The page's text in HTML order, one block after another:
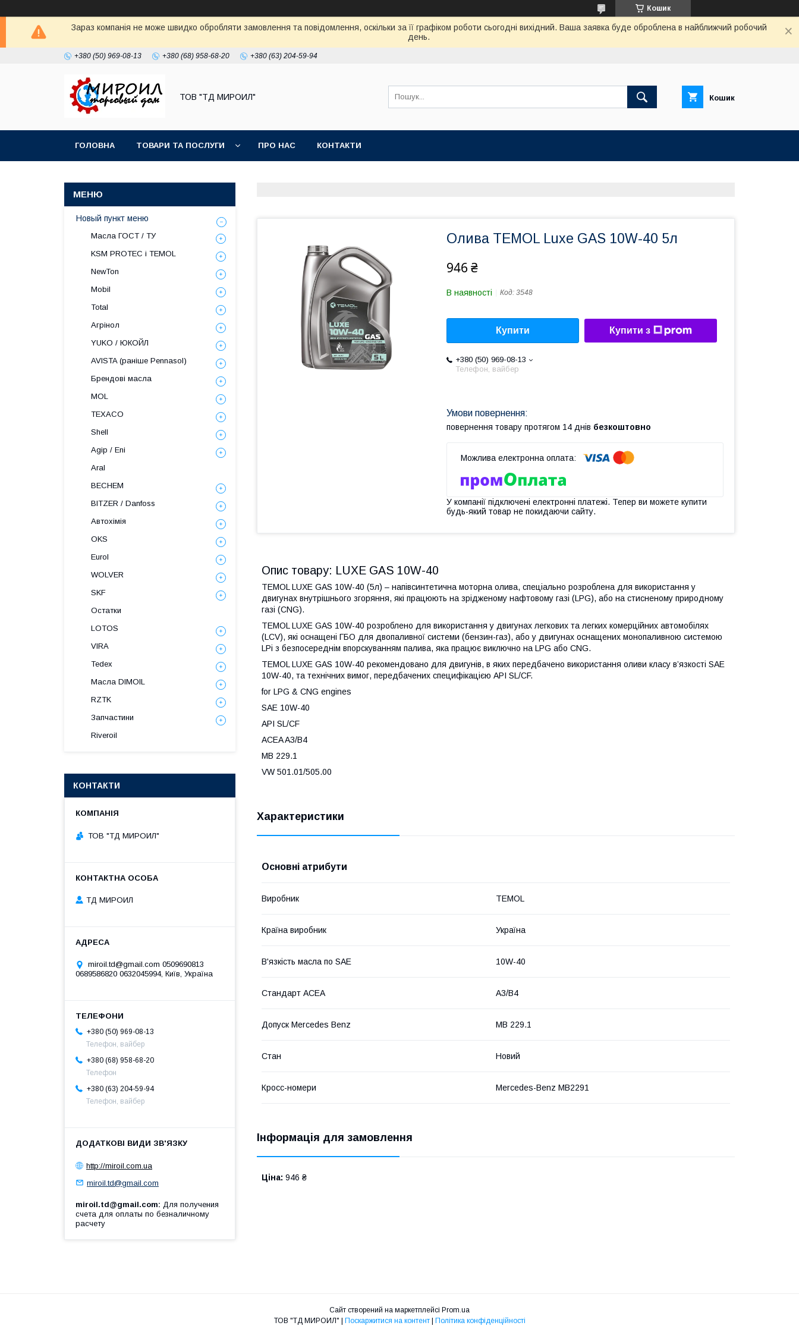
Кошик
Зараз компанія не може швидко обробляти замовлення та повідомлення, оскільки за її графіком роботи сьогодні вихідний. Ваша заявка буде оброблена в найближчий робочий
день.
+380 (50) 969-08-13 +380 (68) 958-68-20 +380 (63) 204-59-94
ТОВ "ТД МИРОИЛ" Кошик
ГОЛОВНА ТОВАРИ ТА ПОСЛУГИ ПРО НАС КОНТАКТИ
Олива TEMOL Luxe GAS 10W-40 5л
946 ₴
В наявності Код: 3548
Купити Купити з
+380 (50) 969-08-13
Телефон, вайбер
повернення товару протягом 14 днів безкоштовно
У компанії підключені електронні платежі. Тепер ви можете купити
будь-який товар не покидаючи сайту.
Опис товару: LUXE GAS 10W-40
TEMOL LUXE GAS 10W-40 (5л) – напівсинтетична моторна олива, спеціально розроблена для використання у
двигунах внутрішнього згоряння, які працюють на зрідженому нафтовому газі (LPG), або на стисненому природному
газі (CNG).
TEMOL LUXE GAS 10W-40 розроблено для використання у двигунах легкових та легких комерційних автомобілях
(LCV), які оснащені ГБО для двопаливної системи (бензин-газ), або у двигунах оснащених монопаливною системою
LPi з безпосереднім впорскуванням палива, яка працює виключно на LPG або CNG.
TEMOL LUXE GAS 10W-40 рекомендовано для двигунів, в яких передбачено використання оливи класу в’язкості SAE
10W-40, та технічних вимог, передбачених специфікацією API SL/СF.
for LPG & CNG engines
SAE 10W-40
API SL/CF
ACEA A3/B4
MB 229.1
VW 501.01/505.00
Характеристики
Основні атрибути
Виробник TEMOL
Країна виробник Україна
В'язкість масла по SAE 10W-40
Стандарт ACEA A3/B4
Допуск Mercedes Benz MB 229.1
Стан Новий
Кросс-номери Mercedes-Benz MB2291
Інформація для замовлення
Ціна: 946 ₴
Новый пункт меню
Масла ГОСТ / ТУ
KSM PROTEC і TEMOL
NewTon
Mobil
Total
Агрінол
YUKO / ЮКОЙЛ
AVISTA (раніше Pennasol)
Брендові масла
MOL
TEXACO
Shell
Agip / Eni
Aral
BECHEM
BITZER / Danfoss
Автохімія
OKS
Eurol
WOLVER
SKF
Остатки
LOTOS
VIRA
Tedex
Масла DIMOIL
RZTK
Запчастини
Riveroil
КОНТАКТИ
ТОВ "ТД МИРОИЛ"
ТД МИРОИЛ
miroil.td@gmail.com 0509690813
0689586820 0632045994, Київ, Україна
+380 (50) 969-08-13
Телефон, вайбер
+380 (68) 958-68-20
Телефон
+380 (63) 204-59-94
Телефон, вайбер
http://miroil.com.ua
miroil.td@gmail.com
miroil.td@gmail.com Для получения
счета для оплаты по безналичному
расчету
Сайт створений на маркетплейсі Prom.ua
Поскаржитися на контент Політика конфіденційності